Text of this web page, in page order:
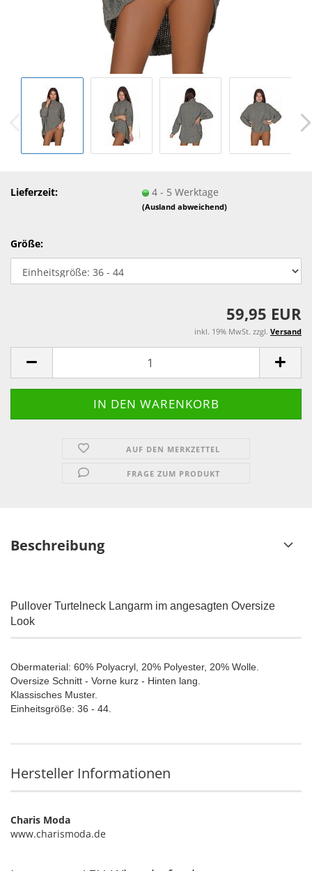
Lieferzeit: 4 - 5 Werktage
(Ausland abweichend)
Größe:
59,95 EUR
inkl. 19% MwSt. zzgl. Versand
AUF DEN MERKZETTEL
FRAGE ZUM PRODUKT
Beschreibung
Pullover Turtelneck Langarm im angesagten Oversize
Look
Obermaterial: 60% Polyacryl, 20% Polyester, 20% Wolle.
Oversize Schnitt - Vorne kurz - Hinten lang.
Klassisches Muster.
Einheitsgröße: 36 - 44.
Hersteller Informationen
Charis Moda
www.charismoda.de